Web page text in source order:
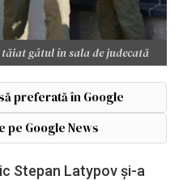
gâtul în sala de judecată
preferată în Google
pe Google News
Stepan Latypov și-a